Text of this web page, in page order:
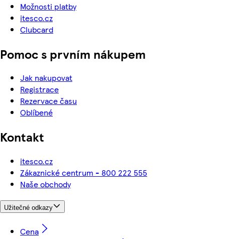
Možnosti platby
itesco.cz
Clubcard
Pomoc s prvním nákupem
Jak nakupovat
Registrace
Rezervace času
Oblíbené
Kontakt
itesco.cz
Zákaznické centrum - 800 222 555
Naše obchody
Užitečné odkazy
Cena